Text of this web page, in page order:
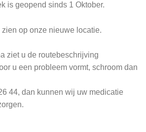
is geopend sinds 1 Oktober.
op onze nieuwe locatie.
ziet u de routebeschrijving
u een probleem vormt, schroom dan
44, dan kunnen wij uw medicatie